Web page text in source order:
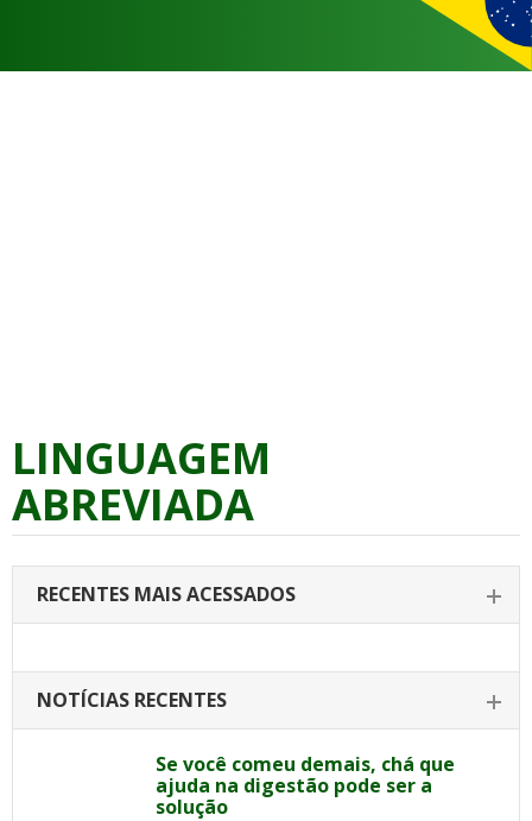
LINGUAGEM
ABREVIADA
RECENTES MAIS ACESSADOS
NOTÍCIAS RECENTES
Se você comeu demais, chá que
ajuda na digestão pode ser a
solução